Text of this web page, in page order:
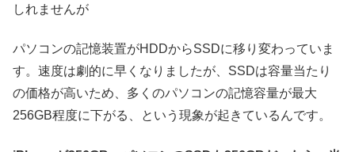
しれませんが
パソコンの記憶装置がHDDからSSDに移り変わっていま
す。速度は劇的に早くなりましたが、SSDは容量当たり
の価格が高いため、多くのパソコンの記憶容量が最大
256GB程度に下がる、という現象が起きているんです。